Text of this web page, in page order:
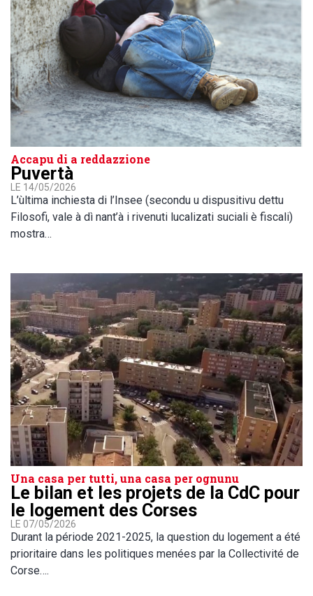
Accapu di a reddazzione
Puvertà
LE 14/05/2026
L’ùltima inchiesta di l’Insee (secondu u dispusitivu dettu
Filosofi, vale à dì nant’à i rivenuti lucalizati suciali è fiscali)
mostra…
Una casa per tutti, una casa per ognunu
Le bilan et les projets de la CdC pour
le logement des Corses
LE 07/05/2026
Durant la période 2021-2025, la question du logement a été
prioritaire dans les politiques menées par la Collectivité de
Corse….